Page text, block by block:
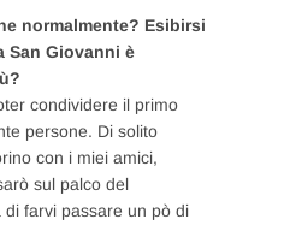
normalmente? Esibirsi
San Giovanni è
condividere il primo
persone. Di solito
con i miei amici,
sul palco del
farvi passare un pò di